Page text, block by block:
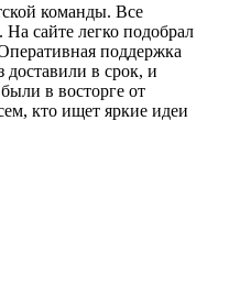
команды. Все
сайте легко подобрал
поддержка
доставили в срок, и
в восторге от
кто ищет яркие идеи